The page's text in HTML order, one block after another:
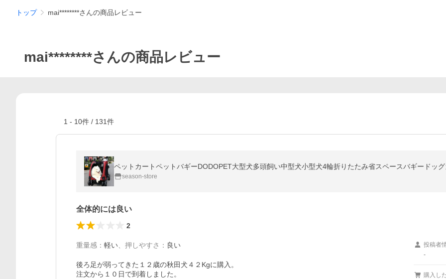
トップ mai********さんの商品レビュー
mai********さんの商品レビュー
1 - 10件 / 131件
ペットカートペットバギーDODOPET大型犬多頭飼い中型犬小型犬4輪折りたたみ省スペースバギードッ
season-store
全体的には良い
2
重量感 ： 軽い 押しやすさ ： 良い
後ろ足が弱ってきた１２歳の秋田犬４２Kgに購入。
注文から１０日で到着しました。
投稿者
-
購入し